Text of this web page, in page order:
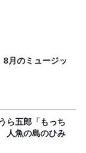
8月のミュージッ
ら五郎「もっち
人魚の島のひみ